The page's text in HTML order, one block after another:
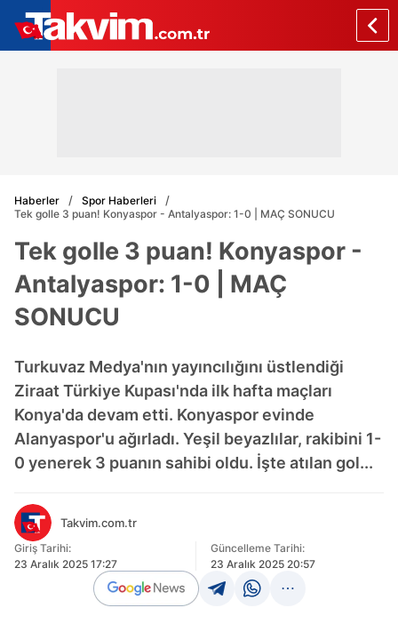
Haberler
Spor Haberleri
Tek golle 3 puan! Konyaspor - Antalyaspor: 1-0 | MAÇ SONUCU
Tek golle 3 puan! Konyaspor -
Antalyaspor: 1-0 | MAÇ
SONUCU
Turkuvaz Medya'nın yayıncılığını üstlendiği
Ziraat Türkiye Kupası'nda ilk hafta maçları
Konya'da devam etti. Konyaspor evinde
Alanyaspor'u ağırladı. Yeşil beyazlılar, rakibini 1-
0 yenerek 3 puanın sahibi oldu. İşte atılan gol...
Takvim.com.tr
Giriş Tarihi:
23 Aralık 2025 17:27
Güncelleme Tarihi:
23 Aralık 2025 20:57